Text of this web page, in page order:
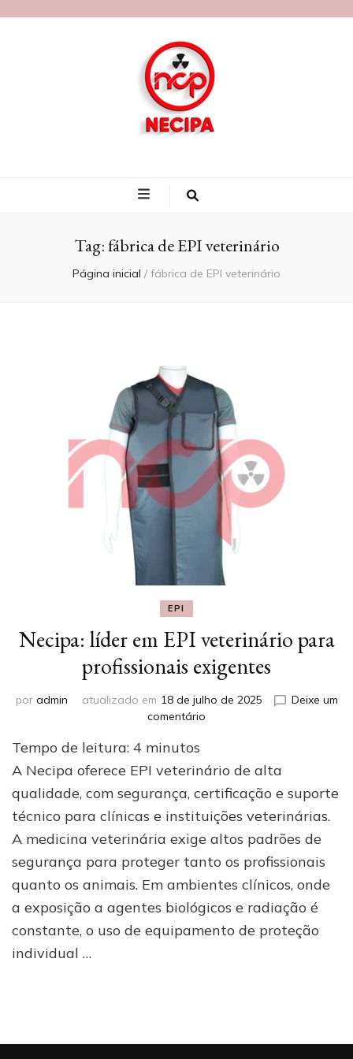
Blog Necipa
Tag:fábrica de EPI veterinário
Página inicial / fábrica de EPI veterinário
EPI
Necipa: líder em EPI veterinário para
profissionais exigentes
por admin atualizado em 18 de julho de 2025
Deixe um
comentário
em
veterinário
para
profissionais
exigentes
Tempo de leitura: 4 minutos
A Necipa oferece EPI veterinário de alta
qualidade, com segurança, certificação e suporte
técnico para clínicas e instituições veterinárias.
A medicina veterinária exige altos padrões de
segurança para proteger tanto os profissionais
quanto os animais. Em ambientes clínicos, onde
a exposição a agentes biológicos e radiação é
constante, o uso de equipamento de proteção
individual …